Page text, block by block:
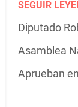
SEGUIR
Diputado
Asamblea
Aprueban